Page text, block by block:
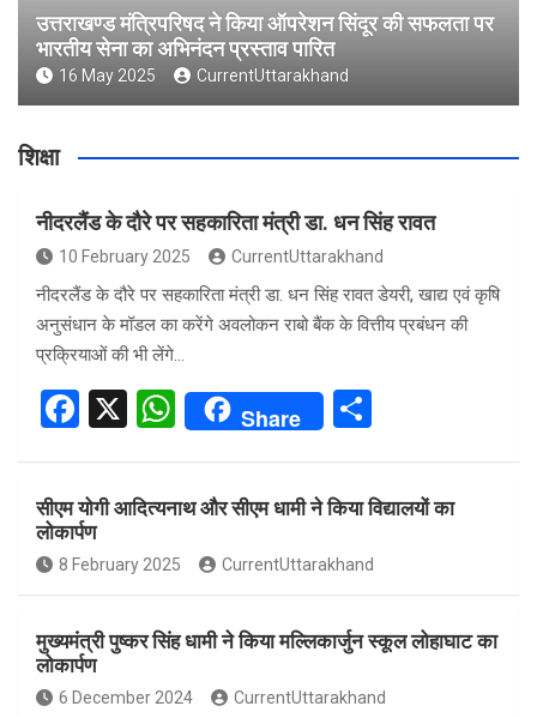
उत्तराखण्ड मंत्रिपरिषद ने किया ऑपरेशन सिंदूर की सफलता पर
भारतीय सेना का अभिनंदन प्रस्ताव पारित
16 May 2025 CurrentUttarakhand
शिक्षा
नीदरलैंड के दौरे पर सहकारिता मंत्री डा. धन सिंह रावत
10 February 2025 CurrentUttarakhand
नीदरलैंड के दौरे पर सहकारिता मंत्री डा. धन सिंह रावत डेयरी, खाद्य एवं कृषि
अनुसंधान के मॉडल का करेंगे अवलोकन राबो बैंक के वित्तीय प्रबंधन की
प्रक्रियाओं की भी लेंगे…
F
ce
b
o
o
k
X
W
s
A
p
p
Share
ar
e
सीएम योगी आदित्यनाथ और सीएम धामी ने किया विद्यालयों का
लोकार्पण
8 February 2025 CurrentUttarakhand
मुख्यमंत्री पुष्कर सिंह धामी ने किया मल्लिकार्जुन स्कूल लोहाघाट का
लोकार्पण
6 December 2024 CurrentUttarakhand